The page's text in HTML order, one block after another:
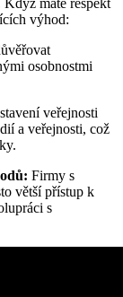
máte respekt
výhod:
osobnostmi
veřejnosti
a veřejnosti, což
Firmy s
větší přístup k
s